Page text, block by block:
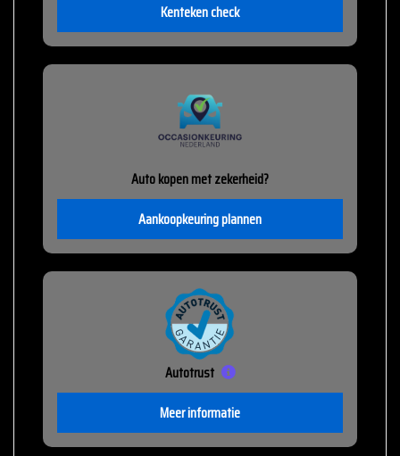
Kenteken check
Auto kopen met zekerheid?
Aankoopkeuring plannen
Autotrust
Meer informatie